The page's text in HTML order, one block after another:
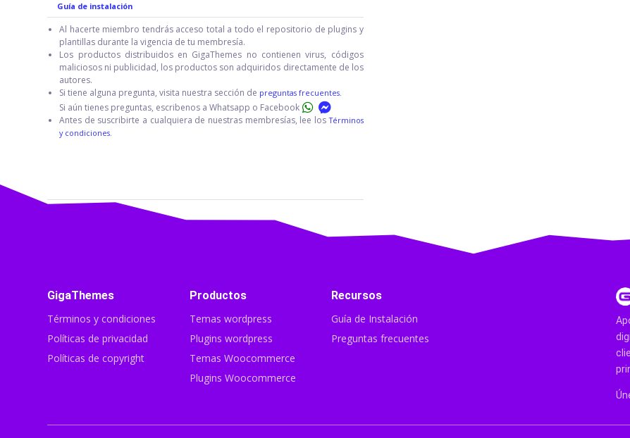
Guía de instalación
Al hacerte miembro tendrás acceso total a todo el repositorio de plugins y
plantillas durante la vigencia de tu membresía.
Los productos distribuidos en GigaThemes no contienen virus, códigos
maliciosos ni publicidad, los productos son adquiridos directamente de los
autores.
Si tiene alguna pregunta, visita nuestra sección de preguntas frecuentes.
Si aún tienes preguntas, escribenos a Whatsapp o Facebook
Antes de suscribirte a cualquiera de nuestras membresías, lee losTérminos
y condiciones.
GigaThemes
Términos y condiciones
Políticas de privacidad
Políticas de copyright
Productos
Temas wordpress
Plugins wordpress
Temas Woocommerce
Plugins Woocommerce
Recursos
Guía de Instalación
Preguntas frecuentes